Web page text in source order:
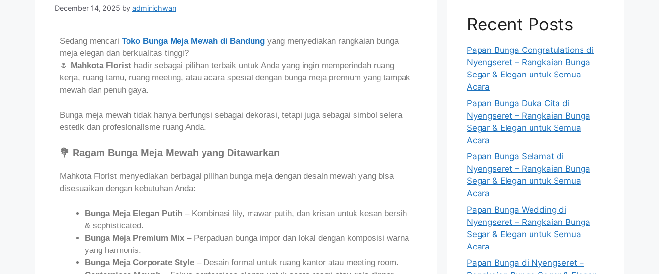
December 14, 2025 by adminichwan
Sedang mencari Toko Bunga Meja Mewah di Bandung yang menyediakan rangkaian bunga
meja elegan dan berkualitas tinggi?
🌷
Mahkota Florist hadir sebagai pilihan terbaik untuk Anda yang ingin memperindah ruang
kerja, ruang tamu, ruang meeting, atau acara spesial dengan bunga meja premium yang tampak
mewah dan penuh gaya.
Bunga meja mewah tidak hanya berfungsi sebagai dekorasi, tetapi juga sebagai simbol selera
estetik dan profesionalisme ruang Anda.
💐 Ragam Bunga Meja Mewah yang Ditawarkan
Mahkota Florist menyediakan berbagai pilihan bunga meja dengan desain mewah yang bisa
disesuaikan dengan kebutuhan Anda:
Bunga Meja Elegan Putih – Kombinasi lily, mawar putih, dan krisan untuk kesan bersih
& sophisticated.
Bunga Meja Premium Mix – Perpaduan bunga impor dan lokal dengan komposisi warna
yang harmonis.
Bunga Meja Corporate Style – Desain formal untuk ruang kantor atau meeting room.
Recent Posts
Papan Bunga Congratulations di
Nyengseret – Rangkaian Bunga
Segar & Elegan untuk Semua
Acara
Papan Bunga Duka Cita di
Nyengseret – Rangkaian Bunga
Segar & Elegan untuk Semua
Acara
Papan Bunga Selamat di
Nyengseret – Rangkaian Bunga
Segar & Elegan untuk Semua
Acara
Papan Bunga Wedding di
Nyengseret – Rangkaian Bunga
Segar & Elegan untuk Semua
Acara
Papan Bunga di Nyengseret –